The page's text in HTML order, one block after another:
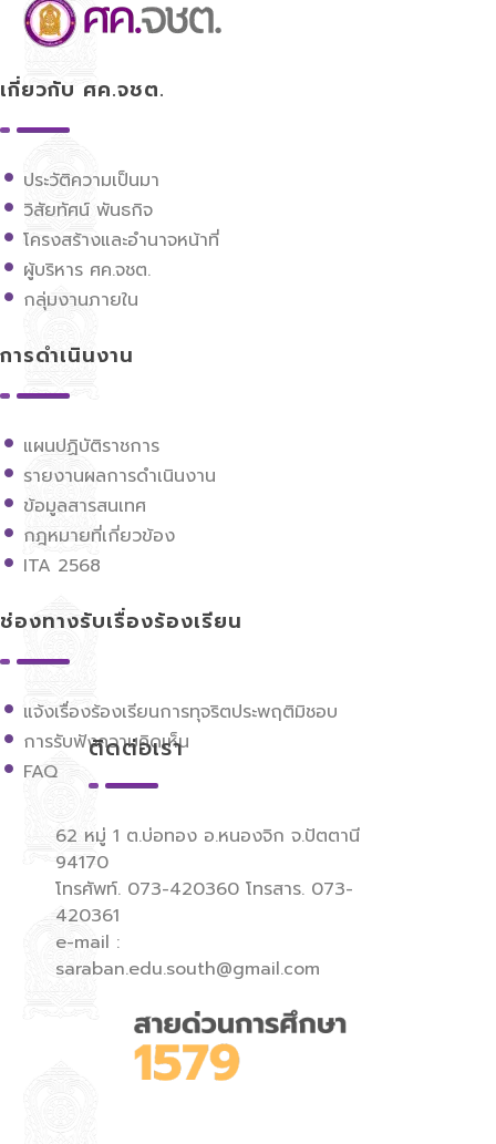
เกี่ยวกับ ศค.จชต.
ประวัติความเป็นมา
วิสัยทัศน์ พันธกิจ
โครงสร้างและอำนาจหน้าที่
ผู้บริหาร ศค.จชต.
กลุ่มงานภายใน
การดำเนินงาน
แผนปฏิบัติราชการ
รายงานผลการดำเนินงาน
ข้อมูลสารสนเทศ
กฎหมายที่เกี่ยวข้อง
ITA 2568
ช่องทางรับเรื่องร้องเรียน
แจ้งเรื่องร้องเรียนการทุจริตประพฤติมิชอบ
การรับฟังความคิดเห็น
FAQ
ติดต่อเรา
62 หมู่ 1 ต.บ่อทอง อ.หนองจิก จ.ปัตตานี
94170
โทรศัพท์. 073-420360 โทรสาร. 073-
420361
e-mail :
saraban.edu.south@gmail.com